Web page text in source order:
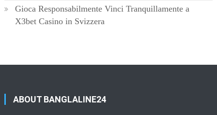
Gioca Responsabilmente Vinci Tranquillamente a
X3bet Casino in Svizzera
ABOUT BANGLALINE24